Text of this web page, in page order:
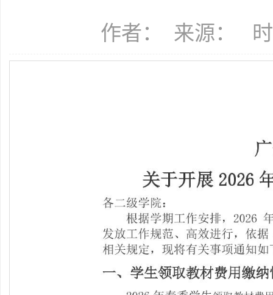
作者： 来源： 时